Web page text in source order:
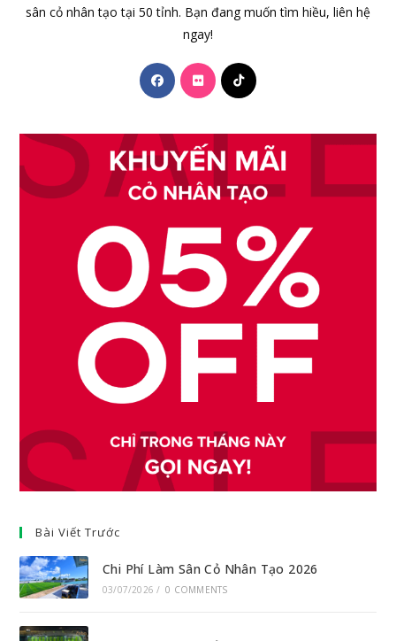
sân cỏ nhân tạo tại 50 tỉnh. Bạn đang muốn tìm hiều, liên hệ
ngay!
Bài Viết Trước
Chi Phí Làm Sân Cỏ Nhân Tạo 2026
03/07/2026 / 0 COMMENTS